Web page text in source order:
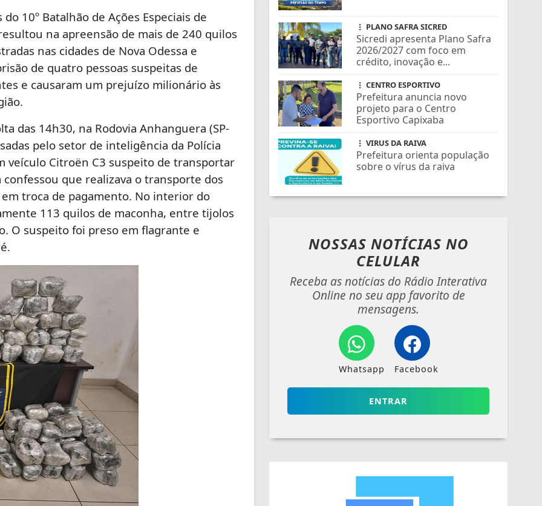
10º Batalhão de Ações Especiais de
na apreensão de mais de 240 quilos
nas cidades de Nova Odessa e
de quatro pessoas suspeitas de
e causaram um prejuízo milionário às
das 14h30, na Rodovia Anhanguera (SP-
pelo setor de inteligência da Polícia
veículo Citroën C3 suspeito de transportar
que realizava o transporte dos
troca de pagamento. No interior do
113 quilos de maconha, entre tijolos
O suspeito foi preso em flagrante e
PLANO SAFRA SICRED
Sicredi apresenta Plano Safra
2026/2027 com foco em
crédito, inovação e...
CENTRO ESPORTIVO
Prefeitura anuncia novo
projeto para o Centro
Esportivo Capixaba
VIRUS DA RAIVA
Prefeitura orienta população
sobre o vírus da raiva
NOSSAS NOTÍCIAS NO
CELULAR
Receba as notícias do Rádio Interativa
Online no seu app favorito de
mensagens.
Whatsapp Facebook
ENTRAR